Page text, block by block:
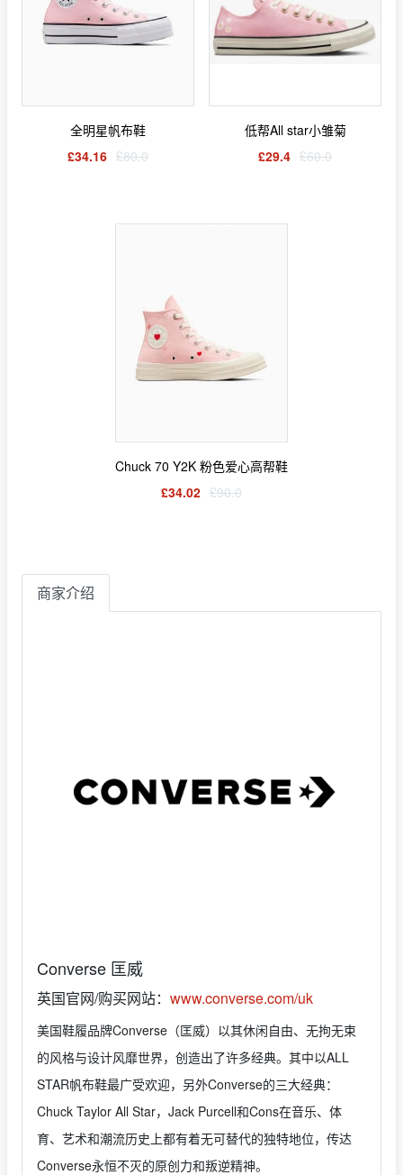
全明星帆布鞋
£34.16 £80.0
低帮All star小雏菊
£29.4 £60.0
Chuck 70 Y2K 粉色爱心高帮鞋
£34.02 £90.0
商家介绍
Converse 匡威
英国官网/购买网站： www.converse.com/uk
美国鞋履品牌Converse（匡威）以其休闲自由、无拘无束
的风格与设计风靡世界，创造出了许多经典。其中以ALL
STAR帆布鞋最广受欢迎，另外Converse的三大经典：
Chuck Taylor All Star，Jack Purcell和Cons在音乐、体
育、艺术和潮流历史上都有着无可替代的独特地位，传达
Converse永恒不灭的原创力和叛逆精神。